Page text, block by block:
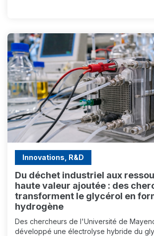
Innovations, R&D
Du déchet industriel aux
haute valeur ajoutée : des
transforment le glycérol en
hydrogène
Des chercheurs de l'Université de
développé une électrolyse hybride du